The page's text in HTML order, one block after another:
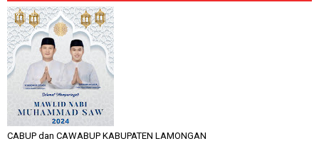
CABUP dan CAWABUP KABUPATEN LAMONGAN